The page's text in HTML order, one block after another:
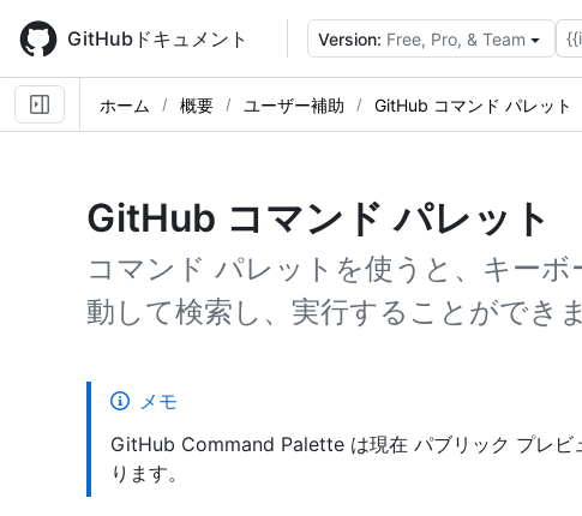
main
content
GitHubドキュメント Version: Free, Pro, & Team
ホーム 概要 ユーザー補助 GitHub コマンド パレット
GitHub コマンド パレット
コマンド パレットを使うと、キー
動して検索し、実行することができま
メモ
GitHub Command Palette は現在 パブリック プレビ
ります。